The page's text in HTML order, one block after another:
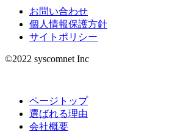
お問い合わせ
個人情報保護方針
サイトポリシー
©︎2022 syscomnet Inc
ページトップ
選ばれる理由
会社概要